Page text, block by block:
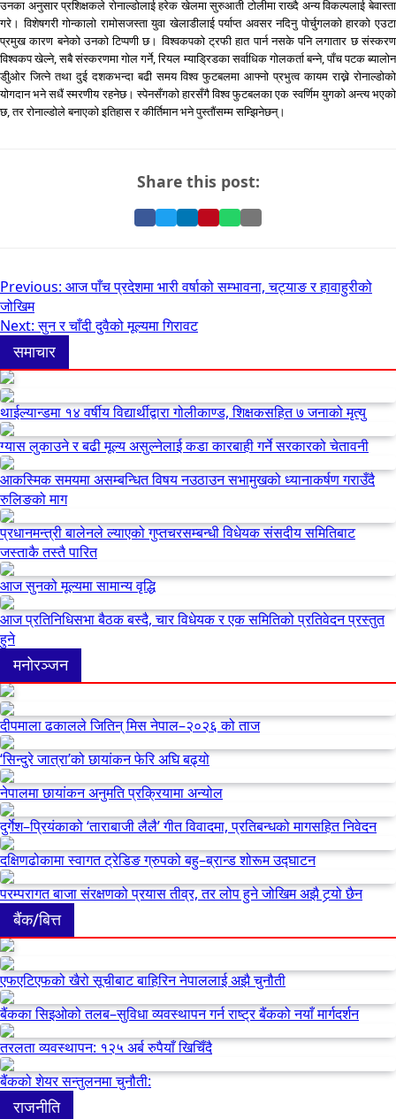
उनका अनुसार प्रशिक्षकले रोनाल्डोलाई हरेक खेलमा सुरुआती टोलीमा राख्दै अन्य विकल्पलाई बेवास्ता
गरे। विशेषगरी गोन्कालो रामोसजस्ता युवा खेलाडीलाई पर्याप्त अवसर नदिनु पोर्चुगलको हारको एउटा
प्रमुख कारण बनेको उनको टिप्पणी छ। विश्वकपको ट्रफी हात पार्न नसके पनि लगातार छ संस्करण
विश्वकप खेल्ने, सबै संस्करणमा गोल गर्ने, रियल म्याड्रिडका सर्वाधिक गोलकर्ता बन्ने, पाँच पटक ब्यालोन
डीुओर जित्ने तथा दुई दशकभन्दा बढी समय विश्व फुटबलमा आफ्नो प्रभुत्व कायम राख्ने रोनाल्डोको
योगदान भने सधैं स्मरणीय रहनेछ। स्पेनसँगको हारसँगै विश्व फुटबलका एक स्वर्णिम युगको अन्त्य भएको
छ, तर रोनाल्डोले बनाएको इतिहास र कीर्तिमान भने पुस्तौंसम्म सम्झिनेछन्।
Share this post:
Share
Share
Share
Pin
Pinterest
ShareShare
Post
navigation
Previous: आज पाँच प्रदेशमा भारी वर्षाको सम्भावना, चट्याङ र हावाहुरीको
जोखिम
Next:सुन र चाँदी दुवैको मूल्यमा गिरावट
समाचार
थाईल्यान्डमा १४ वर्षीय विद्यार्थीद्वारा गोलीकाण्ड, शिक्षकसहित ७ जनाको मृत्यु
ग्यास लुकाउने र बढी मूल्य असुल्नेलाई कडा कारबाही गर्ने सरकारको चेतावनी
आकस्मिक समयमा असम्बन्धित विषय नउठाउन सभामुखको ध्यानाकर्षण गराउँदै
रुलिङको माग
प्रधानमन्त्री बालेनले ल्याएको गुप्तचरसम्बन्धी विधेयक संसदीय समितिबाट
जस्ताकै तस्तै पारित
आज सुनको मूल्यमा सामान्य वृद्धि
आज प्रतिनिधिसभा बैठक बस्दै, चार विधेयक र एक समितिको प्रतिवेदन प्रस्तुत
हुने
मनोरञ्जन
दीपमाला ढकालले जितिन् मिस नेपाल–२०२६ को ताज
‘सिन्दुरे जात्रा’को छायांकन फेरि अघि बढ्यो
नेपालमा छायांकन अनुमति प्रक्रियामा अन्योल
दुर्गेश–प्रियंकाको ‘ताराबाजी लैलै’ गीत विवादमा, प्रतिबन्धको मागसहित निवेदन
दक्षिणढोकामा स्वागत ट्रेडिङ ग्रुपको बहु–ब्रान्ड शोरूम उद्घाटन
परम्परागत बाजा संरक्षणको प्रयास तीव्र, तर लोप हुने जोखिम अझै टर्‍यो छैन
बैंक/बित्त
एफएटिएफको खैरो सूचीबाट बाहिरिन नेपाललाई अझै चुनौती
बैंकका सिइओको तलब–सुविधा व्यवस्थापन गर्न राष्ट्र बैंकको नयाँ मार्गदर्शन
तरलता व्यवस्थापन: १२५ अर्ब रुपैयाँ खिचिँदै
बैंकको शेयर सन्तुलनमा चुनौती:
राजनीति